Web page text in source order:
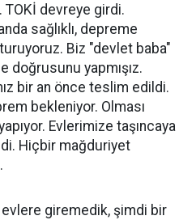
devreye girdi.
sağlıklı, depreme
Biz "devlet baba"
doğrusunu yapmışız.
bir an önce teslim edildi.
bekleniyor. Olması
Evlerimize taşıncaya
Hiçbir mağduriyet
giremedik, şimdi bir